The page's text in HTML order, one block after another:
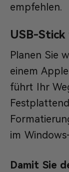
empfehlen.
USB-
Planen Sie
einem
führt Ihr
im
Damit Sie